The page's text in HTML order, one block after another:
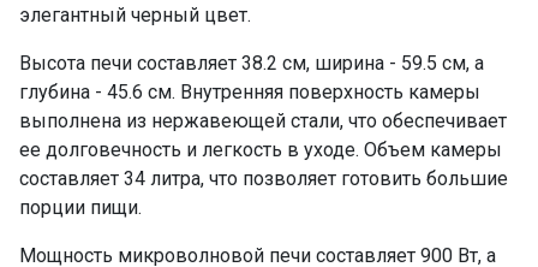
элегантный черный цвет.
Высота печи составляет 38.2 см, ширина - 59.5 см, а
глубина - 45.6 см. Внутренняя поверхность камеры
выполнена из нержавеющей стали, что обеспечивает
ее долговечность и легкость в уходе. Объем камеры
составляет 34 литра, что позволяет готовить большие
порции пищи.
Мощность микроволновой печи составляет 900 Вт, а